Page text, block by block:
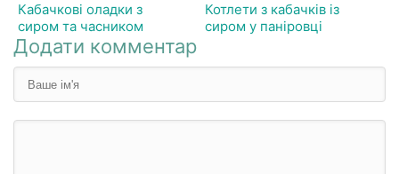
Кабачкові оладки з
сиром та часником
Котлети з кабачків із
сиром у паніровці
Додати комментар